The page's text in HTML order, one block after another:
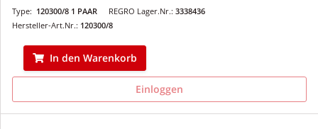
REGRO Lager.Nr.: 3338436
Type: 120300/8 1 PAAR
Hersteller-Art.Nr.: 120300/8
In den Warenkorb
Einloggen